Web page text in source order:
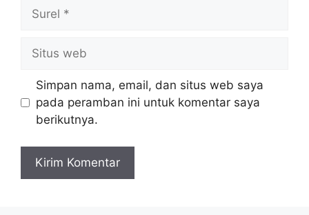
Surel
Situs
web
Simpan nama, email, dan situs web saya
pada peramban ini untuk komentar saya
berikutnya.